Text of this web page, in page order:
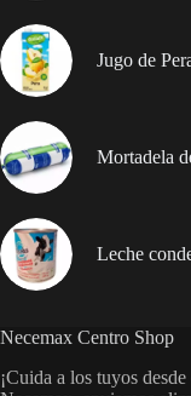
Jugo de
Mortadela
Leche
Necemax Centro Shop
¡Cuida a los tuyos